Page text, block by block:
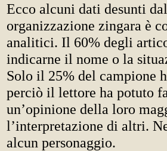
Ecco alcuni dati desunti
organizzazione zingara è
analitici. Il 60% degli
indicarne il nome o la
Solo il 25% del campione
perciò il lettore ha potuto
un’opinione della loro
l’interpretazione di altri.
alcun personaggio.